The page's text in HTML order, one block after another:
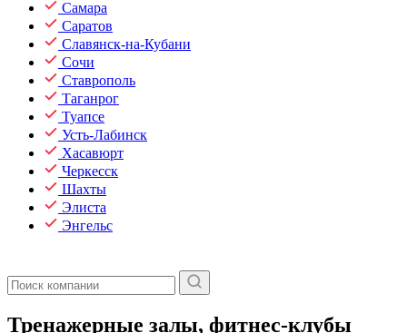
Самара
Саратов
Славянск-на-Кубани
Сочи
Ставрополь
Таганрог
Туапсе
Усть-Лабинск
Хасавюрт
Черкесск
Шахты
Элиста
Энгельс
Тренажерные залы, фитнес-клубы